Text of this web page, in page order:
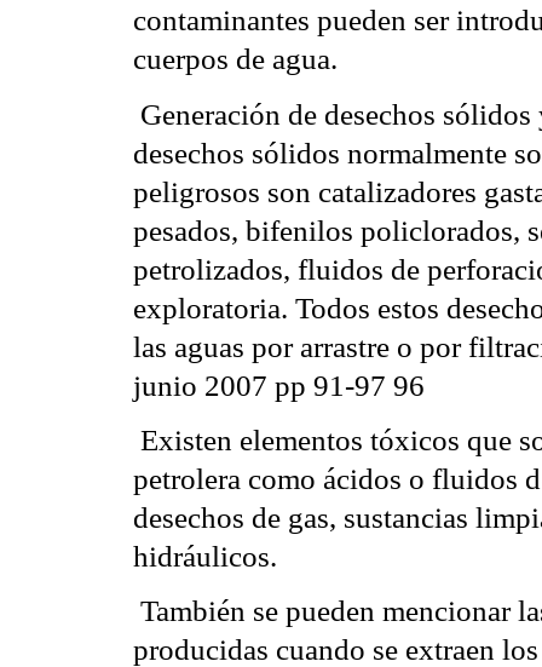
contaminantes pueden ser
cuerpos de agua.
 Generación de desechos
desechos sólidos normalmente
peligrosos son catalizadores
pesados, bifenilos policlorados,
petrolizados, fluidos de
exploratoria. Todos estos
las aguas por arrastre o por
junio 2007 pp 91-97 96
 Existen elementos tóxicos
petrolera como ácidos o fluidos
desechos de gas, sustancias
hidráulicos.
 También se pueden mencionar
producidas cuando se extraen